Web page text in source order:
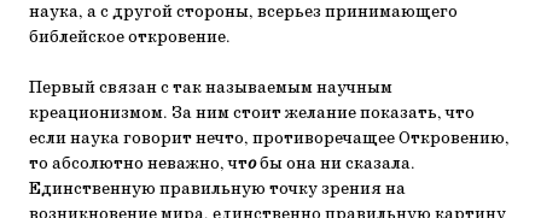
наука, а с другой стороны, всерьез принимающего
библейское откровение.
Первый связан с так называемым научным
креационизмом. За ним стоит желание показать, что
если наука говорит нечто, противоречащее Откровению,
то абсолютно неважно, чтобы она ни сказала.
Единственную правильную точку зрения на